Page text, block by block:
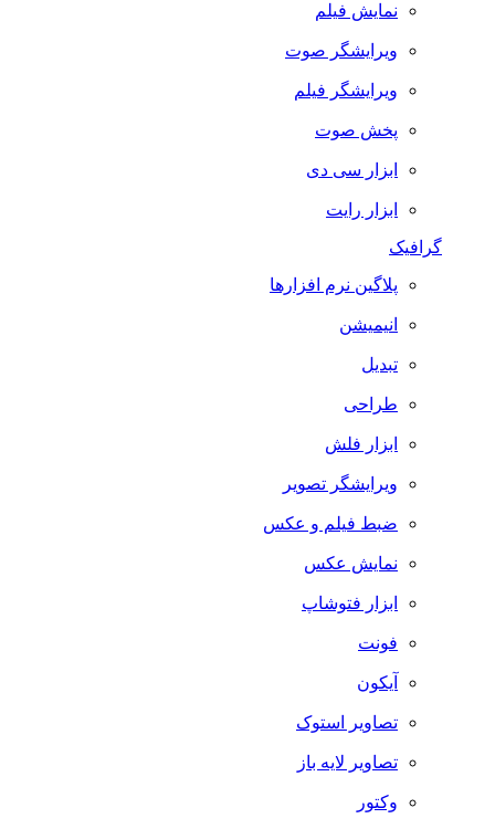
نمایش فیلم
ویرایشگر صوت
ویرایشگر فیلم
پخش صوت
ابزار سی دی
ابزار رایت
گرافیک
پلاگین نرم افزارها
انیمیشن
تبدیل
طراحی
ابزار فلش
ویرایشگر تصویر
ضبط فيلم و عكس
نمایش عکس
ابزار فتوشاپ
فونت
آیکون
تصاویر استوک
تصاویر لایه باز
وکتور